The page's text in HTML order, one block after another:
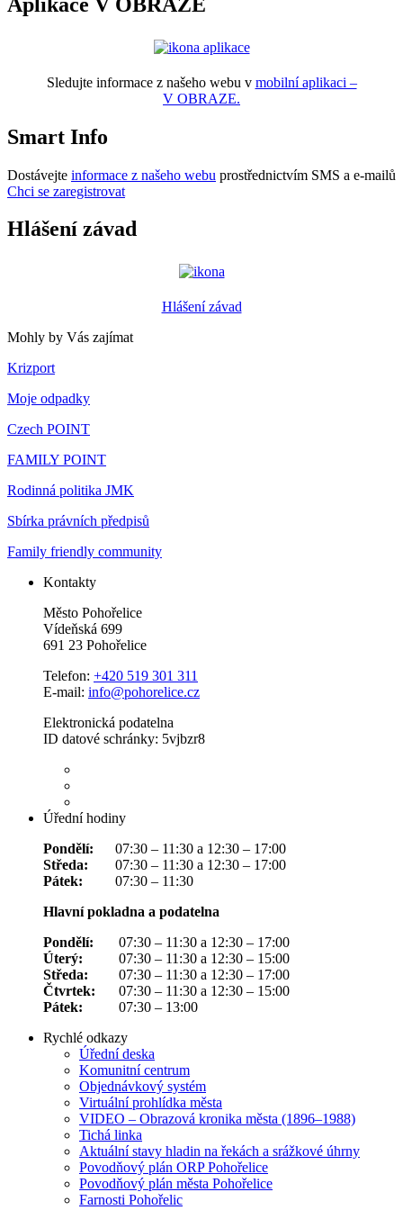
Sledujte informace z našeho webu v mobilní aplikaci –
V OBRAZE.
Smart Info
Dostávejte informace z našeho webu prostřednictvím SMS a e-mailů
Chci se zaregistrovat
Hlášení závad
Hlášení závad
Mohly by Vás zajímat
Krizport
Moje odpadky
Czech POINT
FAMILY POINT
Rodinná politika JMK
Sbírka právních předpisů
Family friendly community
Kontakty
Město Pohořelice
Vídeňská 699
691 23 Pohořelice
Telefon: +420 519 301 311
E-mail: info@pohorelice.cz
Elektronická podatelna
ID datové schránky: 5vjbzr8
Úřední hodiny
Pondělí:
07:30 – 11:30 a 12:30 – 17:00
Středa:
07:30 – 11:30 a 12:30 – 17:00
Pátek:
07:30 – 11:30
Hlavní pokladna a podatelna
Pondělí:
07:30 – 11:30 a 12:30 – 17:00
Úterý:
07:30 – 11:30 a 12:30 – 15:00
Středa:
07:30 – 11:30 a 12:30 – 17:00
Čtvrtek:
07:30 – 11:30 a 12:30 – 15:00
Pátek:
07:30 – 13:00
Rychlé odkazy
Úřední deska
Komunitní centrum
Objednávkový systém
Virtuální prohlídka města
VIDEO – Obrazová kronika města (1896–1988)
Tichá linka
Aktuální stavy hladin na řekách a srážkové úhrny
Povodňový plán ORP Pohořelice
Povodňový plán města Pohořelice
Farnosti Pohořelic